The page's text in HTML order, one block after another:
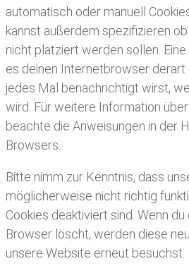
automatisch oder manuell
kannst außerdem spezifizieren
nicht platziert werden sollen.
es deinen Internetbrowser derart
jedes Mal benachrichtigt wirst,
wird. Für weitere Information
beachte die Anweisungen in der
Browsers.
Bitte nimm zur Kenntnis, dass
möglicherweise nicht richtig
Cookies deaktiviert sind. Wenn
Browser löscht, werden diese
unsere Website erneut besuchst.